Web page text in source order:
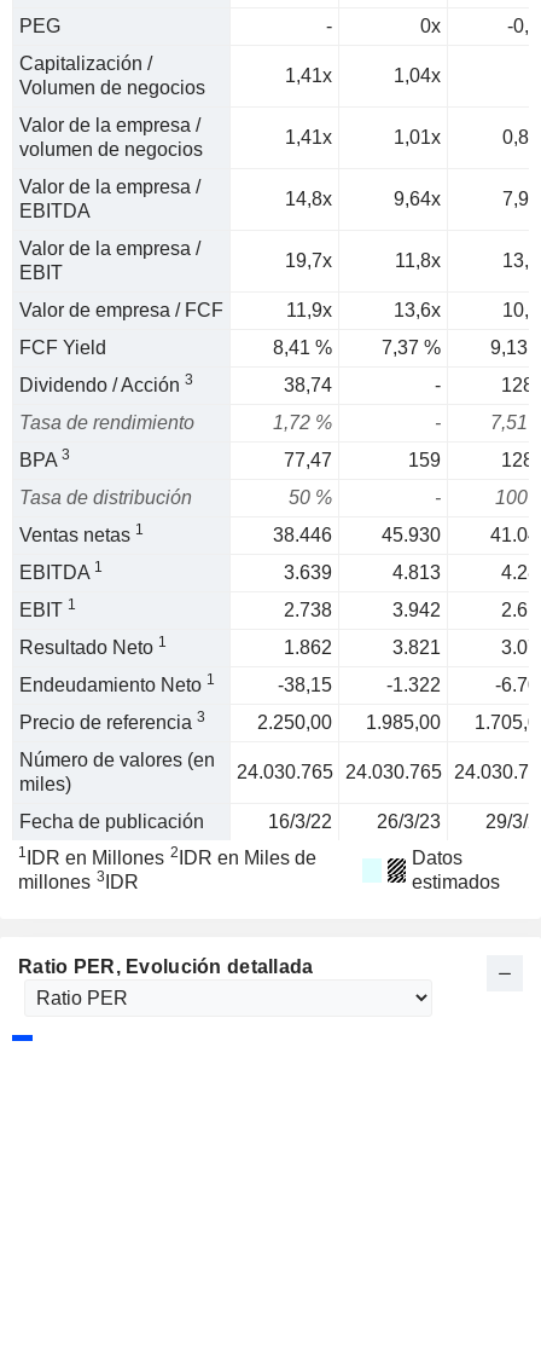
PEG
- 0x
-
Capitalización /
Volumen de negocios
1,41x 1,04x
Valor de la empresa /
volumen de negocios
1,41x 1,01x
Valor de la empresa /
EBITDA
14,8x 9,64x
Valor de la empresa /
EBIT
19,7x 11,8x
Valor de empresa / FCF 11,9x 13,6x
FCF Yield
8,41 % 7,37 %
9,13
Dividendo / Acción 3 38,74 -
Tasa de rendimiento
1,72 % -
7,51
BPA 3 77,47 159
Tasa de distribución
50 % -
100
Ventas netas 1 38.446 45.930
EBITDA 1 3.639 4.813
EBIT 1 2.738 3.942
Resultado Neto 1 1.862 3.821
Endeudamiento Neto 1 -38,15 -1.322
-
Precio de referencia 3 2.250,00 1.985,00
Número de valores (en
miles)
24.030.765 24.030.765
Fecha de publicación 16/3/22 26/3/23 29/3/
1 IDR en Millones 2 IDR en Miles de
millones 3 IDR
Datos
estimados
Ratio PER, Evolución detallada